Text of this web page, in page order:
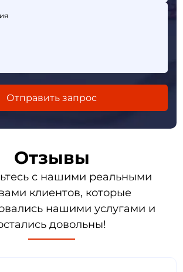
Отзывы
с нашими реальными
клиентов, которые
нашими услугами и
довольны!